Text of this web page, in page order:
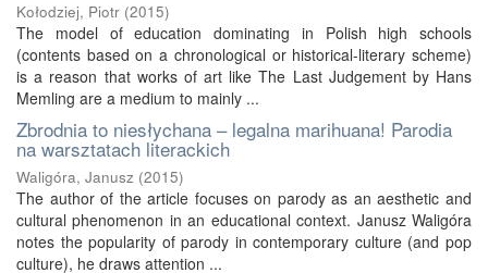
Kołodziej, Piotr (2015)
The model of education dominating in Polish high schools
(contents based on a chronological or historical-literary scheme)
is a reason that works of art like The Last Judgement by Hans
Memling are a medium to mainly ...
Zbrodnia to niesłychana – legalna marihuana! Parodia
na warsztatach literackich
Waligóra, Janusz (2015)
The author of the article focuses on parody as an aesthetic and
cultural phenomenon in an educational context. Janusz Waligóra
notes the popularity of parody in contemporary culture (and pop
culture), he draws attention ...